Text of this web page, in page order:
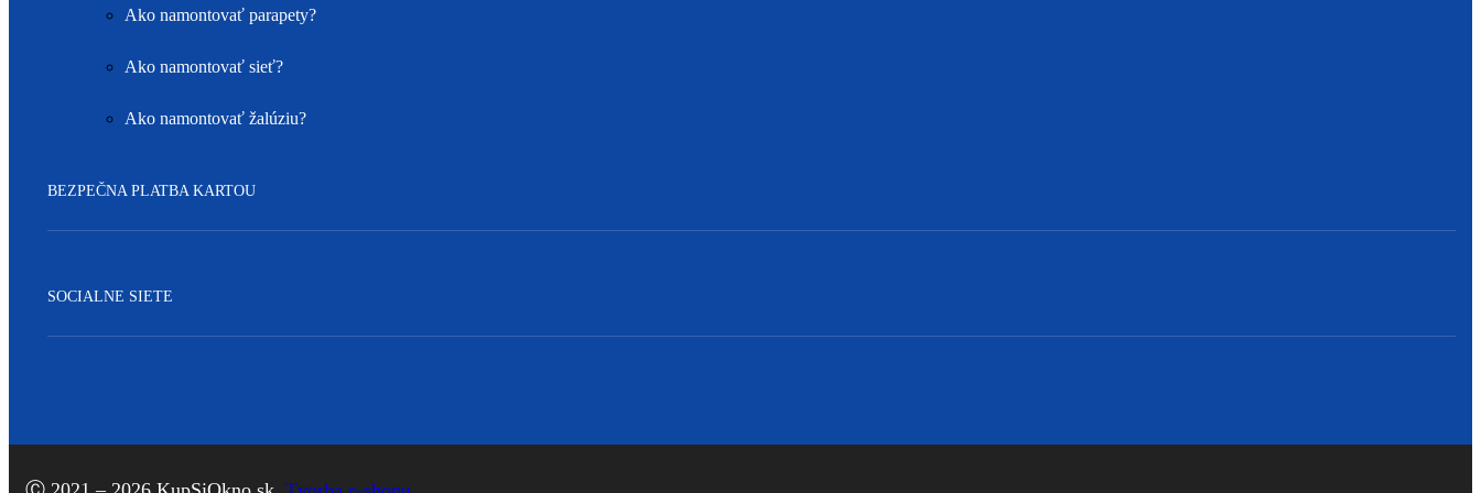
Ako namontovať parapety?
Ako namontovať sieť?
Ako namontovať žalúziu?
BEZPEČNA PLATBA KARTOU
SOCIALNE SIETE